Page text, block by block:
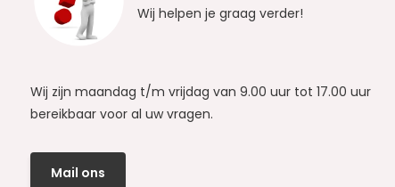
Wij helpen je graag verder!
Wij zijn maandag t/m vrijdag van 9.00 uur tot 17.00 uur
bereikbaar voor al uw vragen.
Mail ons